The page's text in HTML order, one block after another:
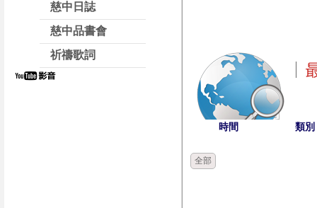
慈中日誌
慈中品書會
祈禱歌詞
時間 類別
全部